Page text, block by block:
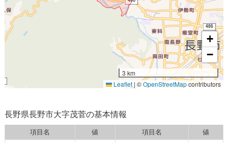
+
−
3 km
Leaflet | ©OpenStreetMapcontributors
長野県長野市大字茂菅の基本情報
項目名 値 項目名
値